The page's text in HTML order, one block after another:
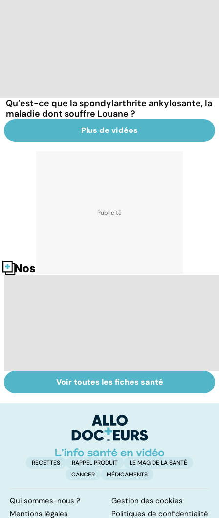
Qu’est-ce que la spondylarthrite ankylosante, la
maladie dont souffre Louane ?
Plus de vidéos
Nos fiches santé
osseuse : des
La sciatique : un
symptôme
Voir toutes les fiches santé
RECETTES RAPPEL PRODUIT
LE MAG DE LA SANTÉ
CANCER
MÉDICAMENTS
Qui sommes-nous ?
Gestion des cookies
Mentions légales
Politiques de confidentialité